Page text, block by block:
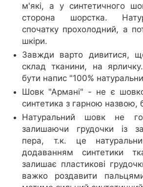
м'які, а у синтетичного
сторона шорстка.
спочатку прохолодний, а
шкіри.
Завжди варто дивитися,
склад тканини, на
бути напис "100%
Шовк "Армані" - не є
синтетика з гарною назвою,
Натуральний шовк не
залишаючи грудочки із
пера, т.к. це
додаванням синтетики
залишає пластикові
важко роздавити